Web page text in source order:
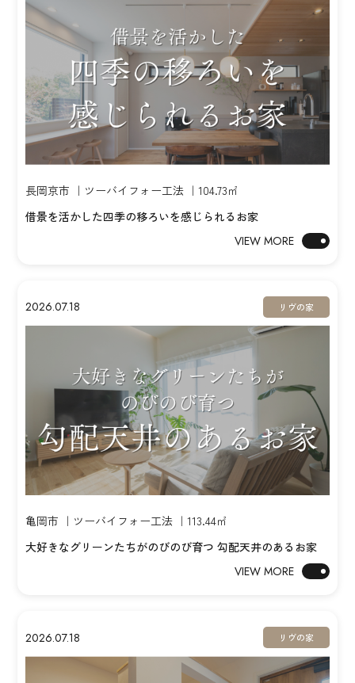
長岡京市 ｜ツーバイフォー工法 ｜104.73㎡
借景を活かした四季の移ろいを感じられるお家
VIEW MORE
2026.07.18 リヴの家
亀岡市 ｜ツーバイフォー工法 ｜113.44㎡
大好きなグリーンたちがのびのび育つ 勾配天井のあるお家
VIEW MORE
2026.07.18 リヴの家